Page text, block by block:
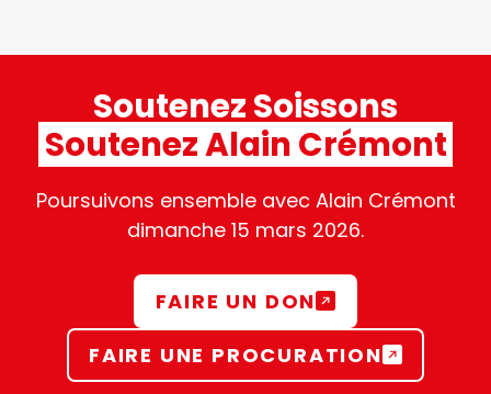
Soutenez Soissons
Soutenez Alain Crémont
Poursuivons ensemble avec Alain Crémont
dimanche 15 mars 2026.
FAIRE UN DON
FAIRE UNE PROCURATION